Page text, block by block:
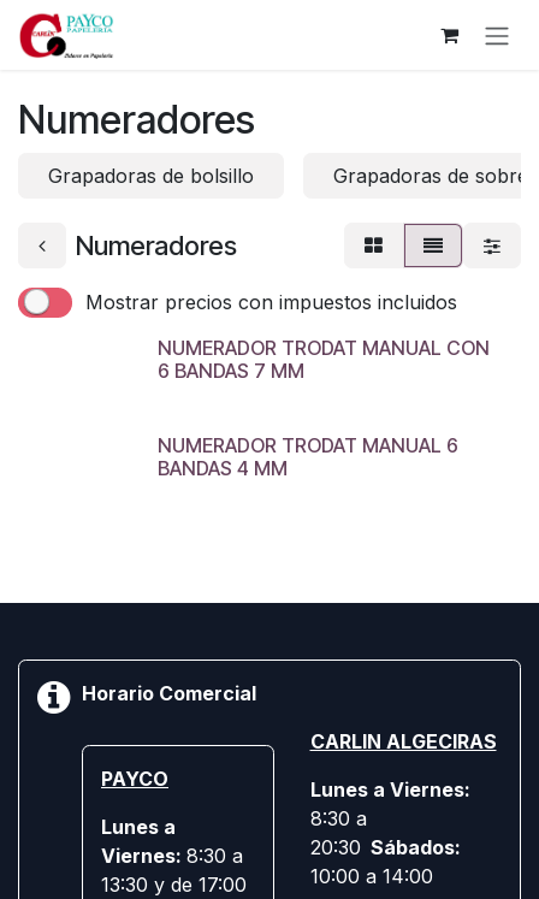
Ir al contenido
Numeradores
Grapadoras de bolsillo Grapadoras de
Numeradores
Mostrar precios con impuestos incluidos
NUMERADOR TRODAT MANUAL CON
6 BANDAS 7 MM
NUMERADOR TRODAT MANUAL 6
BANDAS 4 MM
Horario Comercial
PAYCO
Lunes a
Viernes: 8:30 a
13:30 y de 17:00
CARLIN ALGECIRAS
Lunes a Viernes:
8:30 a
20:30 Sábados:
10:00 a 14:00